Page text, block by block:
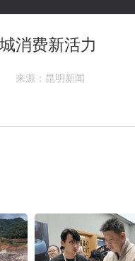
消费新活力
来源：昆明新闻